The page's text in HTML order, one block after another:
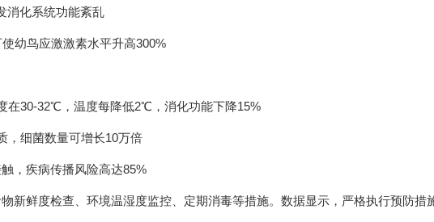
消化系统功能紊乱
幼鸟应激激素水平升高300%
在30-32℃，温度每降低2℃，消化功能下降15%
，细菌数量可增长10万倍
，疾病传播风险高达85%
新鲜度检查、环境温湿度监控、定期消毒等措施。数据显示，严格执行预防措